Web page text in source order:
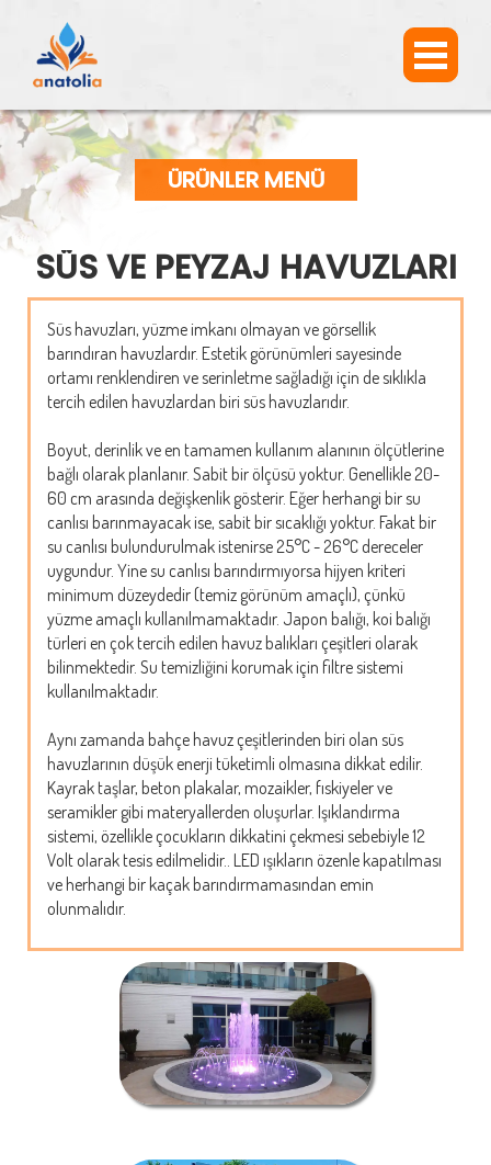
ÜRÜNLER MENÜ
SÜS VE PEYZAJ HAVUZLARI
Süs havuzları, yüzme imkanı olmayan ve görsellik
barındıran havuzlardır. Estetik görünümleri sayesinde
ortamı renklendiren ve serinletme sağladığı için de sıklıkla
tercih edilen havuzlardan biri süs havuzlarıdır.
Boyut, derinlik ve en tamamen kullanım alanının ölçütlerine
bağlı olarak planlanır. Sabit bir ölçüsü yoktur. Genellikle 20-
60 cm arasında değişkenlik gösterir. Eğer herhangi bir su
canlısı barınmayacak ise, sabit bir sıcaklığı yoktur. Fakat bir
su canlısı bulundurulmak istenirse 25°C - 26°C dereceler
uygundur. Yine su canlısı barındırmıyorsa hijyen kriteri
minimum düzeydedir (temiz görünüm amaçlı), çünkü
yüzme amaçlı kullanılmamaktadır. Japon balığı, koi balığı
türleri en çok tercih edilen havuz balıkları çeşitleri olarak
bilinmektedir. Su temizliğini korumak için filtre sistemi
kullanılmaktadır.
Aynı zamanda bahçe havuz çeşitlerinden biri olan süs
havuzlarının düşük enerji tüketimli olmasına dikkat edilir.
Kayrak taşlar, beton plakalar, mozaikler, fıskiyeler ve
seramikler gibi materyallerden oluşurlar. Işıklandırma
sistemi, özellikle çocukların dikkatini çekmesi sebebiyle 12
Volt olarak tesis edilmelidir.. LED ışıkların özenle kapatılması
ve herhangi bir kaçak barındırmamasından emin
olunmalıdır.